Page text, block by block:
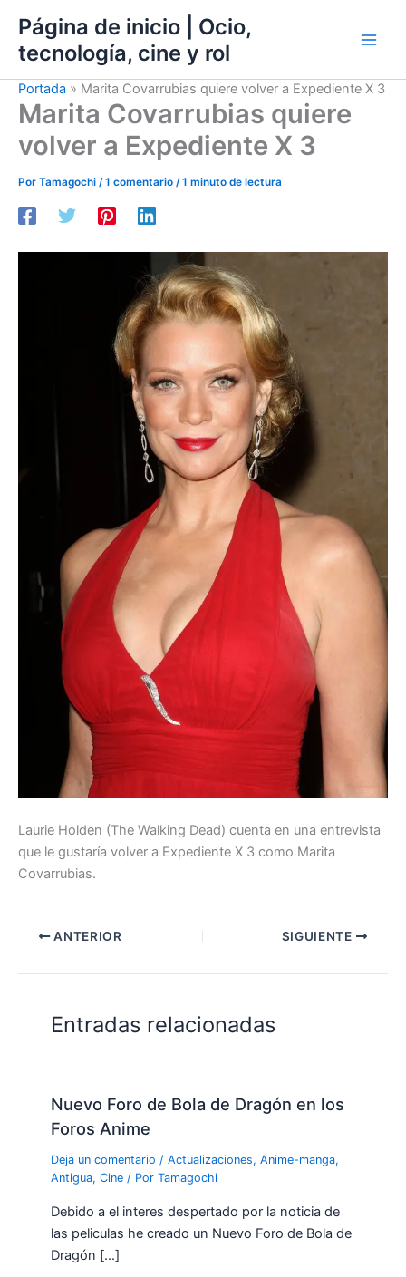
contenido
Página de inicio | Ocio,
tecnología, cine y rol
Portada » Marita Covarrubias quiere volver a Expediente X 3
Marita Covarrubias quiere
volver a Expediente X 3
Por Tamagochi /1 comentario /1 minuto de lectura
Laurie Holden (The Walking Dead) cuenta en una entrevista
que le gustaría volver a Expediente X 3 como Marita
Covarrubias.
ANTERIOR SIGUIENTE
Entradas relacionadas
Nuevo Foro de Bola de Dragón en los
Foros Anime
Deja un comentario /Actualizaciones,Anime-manga,
Antigua,Cine / PorTamagochi
Debido a el interes despertado por la noticia de
las peliculas he creado un Nuevo Foro de Bola de
Dragón […]